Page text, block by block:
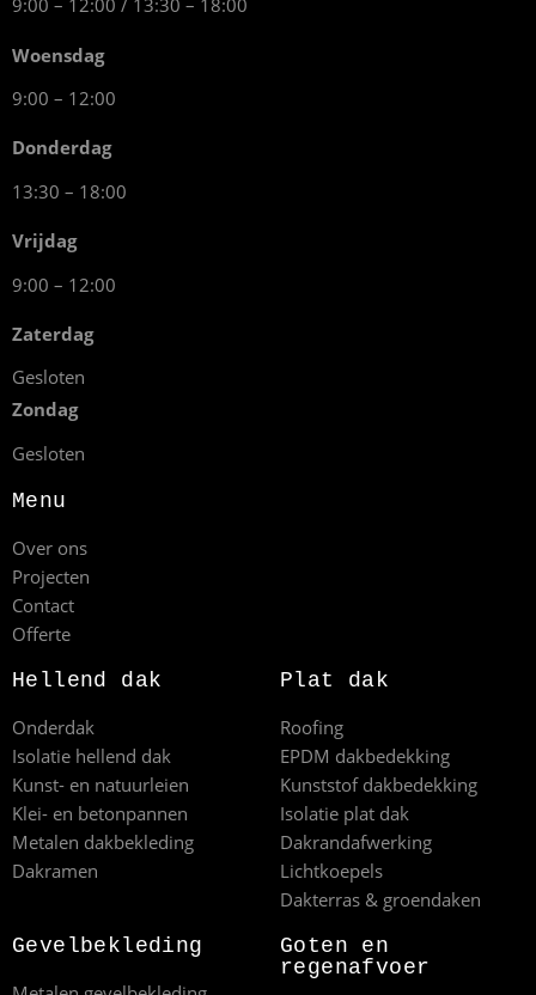
9:00 – 12:00 / 13:30 – 18:00
Woensdag
9:00 – 12:00
Donderdag
13:30 – 18:00
Vrijdag
9:00 – 12:00
Zaterdag
Gesloten
Zondag
Gesloten
Menu
Over ons
Projecten
Contact
Offerte
Hellend dak
Onderdak
Isolatie hellend dak
Kunst- en natuurleien
Klei- en betonpannen
Metalen dakbekleding
Dakramen
Plat dak
Roofing
EPDM dakbedekking
Kunststof dakbedekking
Isolatie plat dak
Dakrandafwerking
Lichtkoepels
Dakterras & groendaken
Gevelbekleding
Goten en
regenafvoer